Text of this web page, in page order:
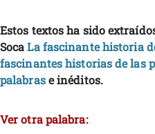
Estos textos ha sido
SocaLa fascinante historia
fascinantes historias de las
palabrase inéditos.
Ver otra palabra: